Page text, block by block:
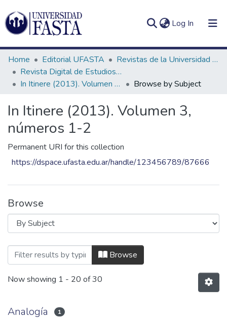
Log In (current)
Communities
&
Collections
All of DSpace
In(current)
Home Editorial UFASTA
Revistas de la Universidad FASTA
Revista Digital de Estudios Humanísticos In Itinere
In Itinere (2013). Volumen 3, números 1-2
Browse by Subject
In Itinere (2013). Volumen 3,
números 1-2
Permanent URI for this collection
https://dspace.ufasta.edu.ar/handle/123456789/87666
Browse
Browsing In Itinere (2013). Volumen 3,
Browse
Now showing 1 - 20 of 30
Analogía 1